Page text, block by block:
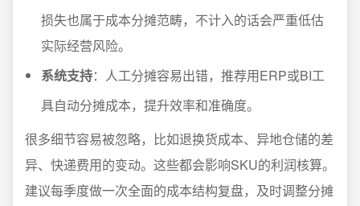
损失也属于成本分摊范畴，不计入的话会严重低估
实际经营风险。
系统支持：人工分摊容易出错，推荐用ERP或BI工
具自动分摊成本，提升效率和准确度。
很多细节容易被忽略，比如退换货成本、异地仓储的差
异、快递费用的变动。这些都会影响SKU的利润核算。
建议每季度做一次全面的成本结构复盘，及时调整分摊